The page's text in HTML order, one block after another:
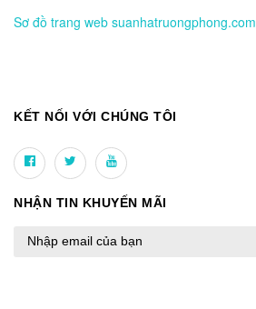
Sơ đồ trang web suanhatruongphong.com
KẾT NỐI VỚI CHÚNG TÔI
NHẬN TIN KHUYẾN MÃI